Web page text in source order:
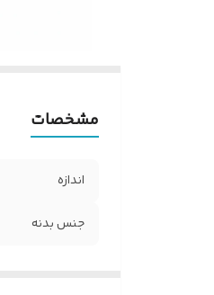
مشخصات
اندازه
جنس بدنه